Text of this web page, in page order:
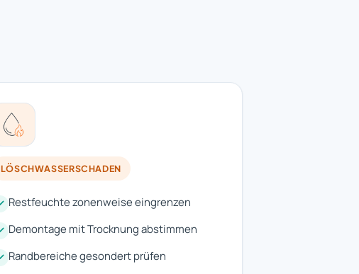
LÖSCHWASSERSCHADEN
Restfeuchte zonenweise eingrenzen
Demontage mit Trocknung abstimmen
Randbereiche gesondert prüfen